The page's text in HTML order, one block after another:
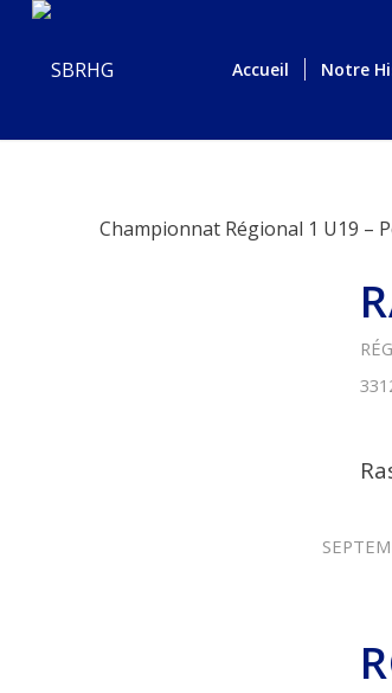
Accueil Notre
Championnat Régional 1 U19 –